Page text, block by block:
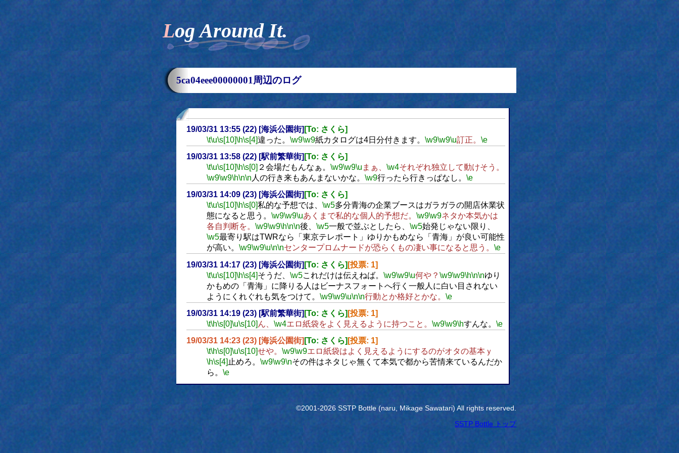
Log Around It.
5ca04eee00000001周辺のログ
19/03/31 13:55 (22) [海浜公園街] [To: さくら]
\t\u\s[10]\h\s[4]違った。 \w9\w9紙カタログは4日分付きます。 \w9\w9\u訂正。 \e
19/03/31 13:58 (22) [駅前繁華街] [To: さくら]
\t\u\s[10]\h\s[0] ２会場だもんなぁ。 \w9\w9\u まぁ、 \w4それぞれ独立して動けそう。
\w9\w9\h\n\n 人の行き来もあんまないかな。 \w9行ったら行きっぱなし。 \e
19/03/31 14:09 (23) [海浜公園街] [To: さくら]
\t\u\s[10]\h\s[0]私的な予想では、 \w5多分青海の企業ブースはガラガラの開店休業状
態になると思う。 \w9\w9\uあくまで私的な個人的予想だ。 \w9\w9ネタか本気かは
各自判断を。 \w9\w9\h\n\n後、 \w5一般で並ぶとしたら、 \w5始発じゃない限り、
\w5最寄り駅はTWRなら「東京テレポート」ゆりかもめなら「青海」が良い可能性
が高い。 \w9\w9\u\n\nセンタープロムナードが恐らくもの凄い事になると思う。 \e
19/03/31 14:17 (23) [海浜公園街] [To: さくら] [投票: 1]
\t\u\s[10]\h\s[4]そうだ、 \w5これだけは伝えねば。 \w9\w9\u何や？ \w9\w9\h\n\nゆり
かもめの「青海」に降りる人はビーナスフォートへ行く一般人に白い目されない
ようにくれぐれも気をつけて。 \w9\w9\u\n\n行動とか格好とかな。 \e
19/03/31 14:19 (23) [駅前繁華街] [To: さくら] [投票: 1]
\t\h\s[0]\u\s[10] ん、 \w4エロ紙袋をよく見えるように持つこと。 \w9\w9\hすんな。 \e
19/03/31 14:23 (23) [海浜公園街] [To: さくら] [投票: 1]
\t\h\s[0]\u\s[10]せや。 \w9\w9エロ紙袋はよく見えるようにするのがオタの基本ｙ
\h\s[4] 止めろ。 \w9\w9\nその件はネタじゃ無くて本気で都から苦情来ているんだか
ら。 \e
©2001-2026 SSTP Bottle (naru, Mikage Sawatari) All rights reserved.
SSTP Bottle トップ